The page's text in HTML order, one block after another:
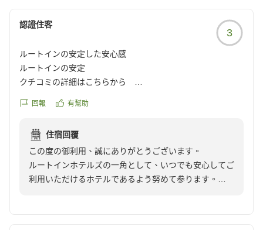
認證住客
3
ルートインの安定した安心感
ルートインの安定
クチコミの詳細はこちらから
reviewId=33123478057523
回報 有幫助
住宿回覆
この度の御利用、誠にありがとうございます。
ルートインホテルズの一角として、いつでも安心してご
利用いただけるホテルであるよう努めて参ります。